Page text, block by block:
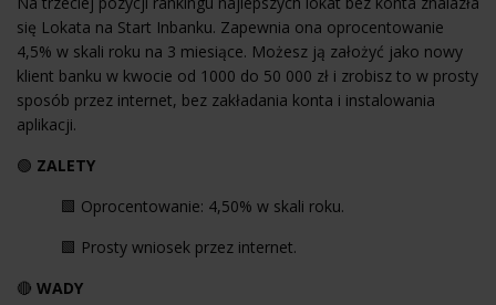
się Lokata na Start Inbanku. Zapewnia ona oprocentowanie
4,5% w skali roku na 3 miesiące. Możesz ją założyć jako nowy
klient banku w kwocie od 1000 do 50 000 zł i zrobisz to w prosty
sposób przez internet, bez zakładania konta i instalowania
aplikacji.
🟢 ZALETY
🟩 Oprocentowanie: 4,50% w skali roku.
🟩 Prosty wniosek przez internet.
🔴 WADY